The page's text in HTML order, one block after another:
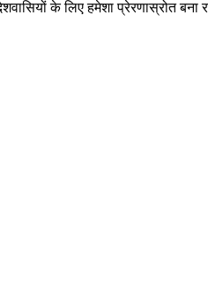
के लिए हमेशा प्रेरणास्रोत बना